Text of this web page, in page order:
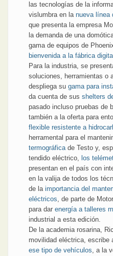
las tecnologías de la
vislumbra en la nueva línea
que presenta la empresa
la demanda de una
gama de equipos de
bienvenida a la fábrica digital
Para la industria, se
soluciones, herramientas o
despliega su gama para
da cuenta de sus shelters
pasado incluso pruebas de
también a la oferta para
flexible resistente a
herramental para el
termográficade Testo y,
tendido eléctrico, los
presentan en el país con
en la valija de todos los
de la importancia del
eléctricos, de parte de
para dar energía a talleres
industrial a esta edición.
De la academia rosarina,
movilidad eléctrica, escribe
ese tipo de vehículos, a la